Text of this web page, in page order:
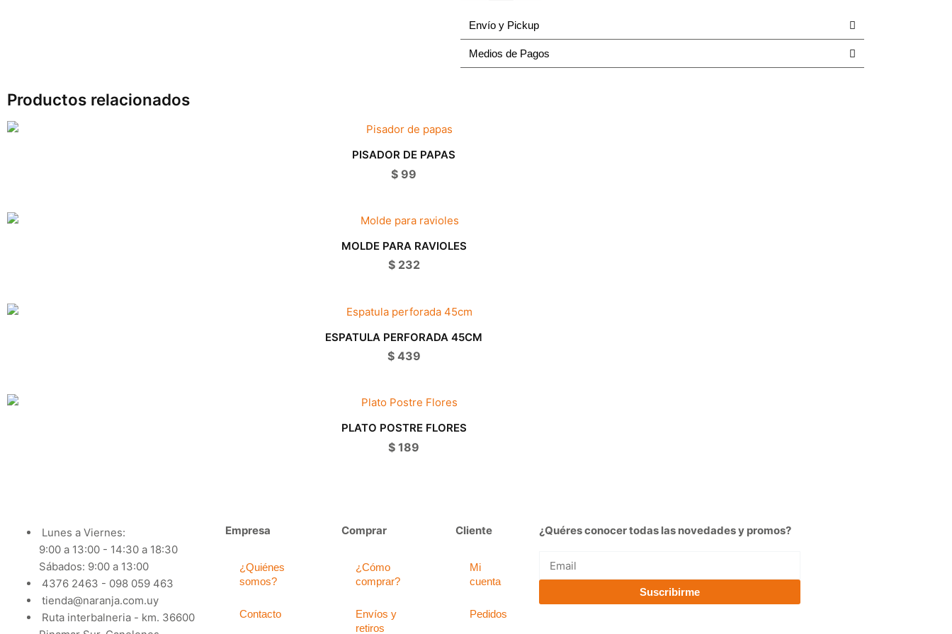
20x12cm
cantidad
Envío y Pickup
Medios de Pagos
Productos relacionados
PISADOR DE PAPAS
$ 99
MOLDE PARA RAVIOLES
$232
ESPATULA PERFORADA 45CM
$439
PLATO POSTRE FLORES
$ 189
Lunes a Viernes:
9:00 a 13:00 - 14:30 a 18:30
Sábados: 9:00 a 13:00
4376 2463 - 098 059 463
tienda@naranja.com.uy
Ruta interbalneria - km. 36600
Empresa
¿Quiénes
somos?
Contacto
Comprar
¿Cómo
comprar?
Envíos y
retiros
Cliente
Mi
cuenta
Pedidos
¿Quéres conocer todas las novedades y promos?
Email
Suscribirme